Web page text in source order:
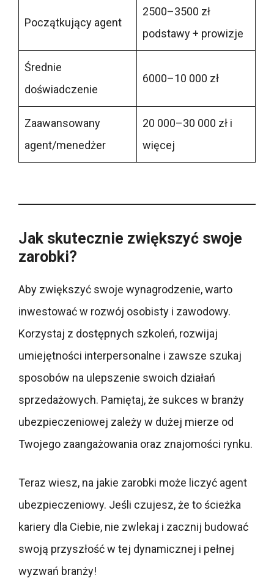
Początkujący agent
2500–3500 zł
podstawy + prowizje
Średnie
doświadczenie
6000–10 000 zł
Zaawansowany
agent/menedżer
20 000–30 000 zł i
więcej
Jak skutecznie zwiększyć swoje
zarobki?
Aby zwiększyć swoje wynagrodzenie, warto
inwestować w rozwój osobisty i zawodowy.
Korzystaj z dostępnych szkoleń, rozwijaj
umiejętności interpersonalne i zawsze szukaj
sposobów na ulepszenie swoich działań
sprzedażowych. Pamiętaj, że sukces w branży
ubezpieczeniowej zależy w dużej mierze od
Twojego zaangażowania oraz znajomości rynku.
Teraz wiesz, na jakie zarobki może liczyć agent
ubezpieczeniowy. Jeśli czujesz, że to ścieżka
kariery dla Ciebie, nie zwlekaj i zacznij budować
swoją przyszłość w tej dynamicznej i pełnej
wyzwań branży!